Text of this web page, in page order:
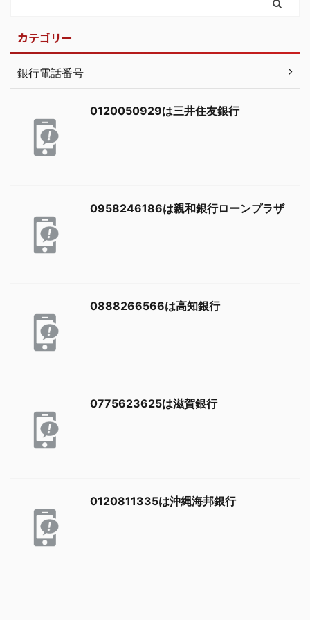
カテゴリー
銀行電話番号
0120050929は三井住友銀行
0958246186は親和銀行ローンプラザ
0888266566は高知銀行
0775623625は滋賀銀行
0120811335は沖縄海邦銀行